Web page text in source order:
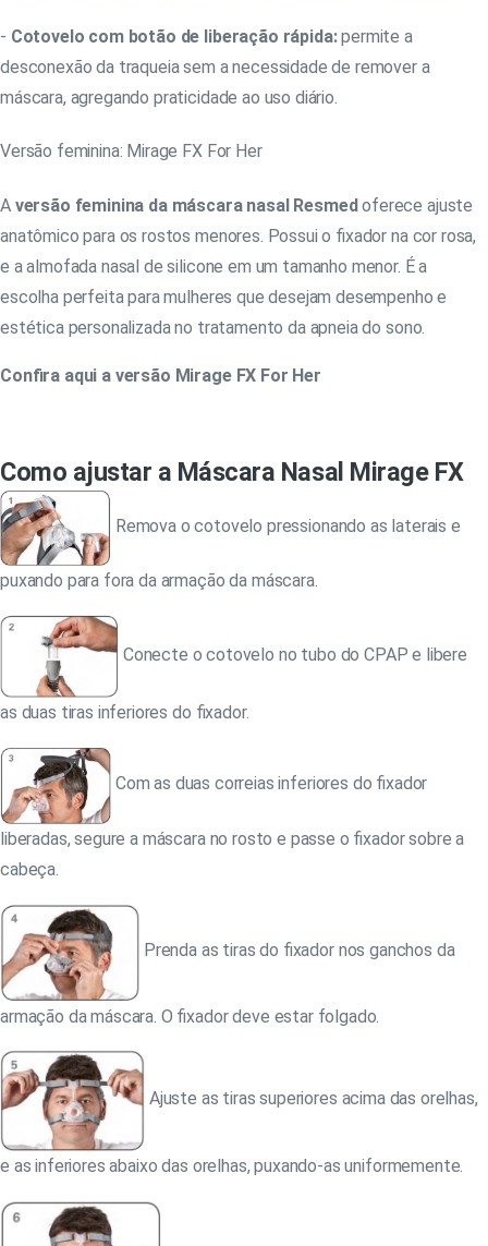
- Cotovelo com botão de liberação rápida:permite a
desconexão da traqueia sem a necessidade de remover a
máscara, agregando praticidade ao uso diário.
Versão feminina: Mirage FX For Her
A versão feminina da máscara nasal Resmedoferece ajuste
anatômico para os rostos menores. Possui o fixador na cor rosa,
e a almofada nasal de silicone em um tamanho menor. É a
escolha perfeita para mulheres que desejam desempenho e
estética personalizada no tratamento da apneia do sono.
Confira aqui a versão Mirage FX For Her
Como ajustar a Máscara Nasal Mirage FX
Remova o cotovelo pressionando as laterais e
puxando para fora da armação da máscara.
Conecte o cotovelo no tubo do CPAP e libere
as duas tiras inferiores do fixador.
Com as duas correias inferiores do fixador
liberadas, segure a máscara no rosto e passe o fixador sobre a
cabeça.
Prenda as tiras do fixador nos ganchos da
armação da máscara. O fixador deve estar folgado.
Ajuste as tiras superiores acima das orelhas,
e as inferiores abaixo das orelhas, puxando-as uniformemente.